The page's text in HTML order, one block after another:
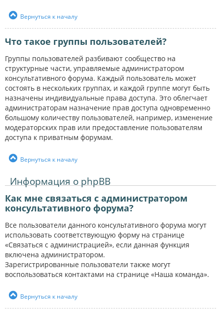
Вернуться к началу
Что такое группы пользователей?
Группы пользователей разбивают сообщество на
структурные части, управляемые администратором
консультативного форума. Каждый пользователь может
состоять в нескольких группах, и каждой группе могут быть
назначены индивидуальные права доступа. Это облегчает
администраторам назначение прав доступа одновременно
большому количеству пользователей, например, изменение
модераторских прав или предоставление пользователям
доступа к приватным форумам.
Вернуться к началу
Информация о phpBB
Как мне связаться с администратором
консультативного форума?
Все пользователи данного консультативного форума могут
использовать соответствующую форму на странице
«Связаться с администрацией», если данная функция
включена администратором.
Зарегистрированные пользователи также могут
воспользоваться контактами на странице «Наша команда».
Вернуться к началу